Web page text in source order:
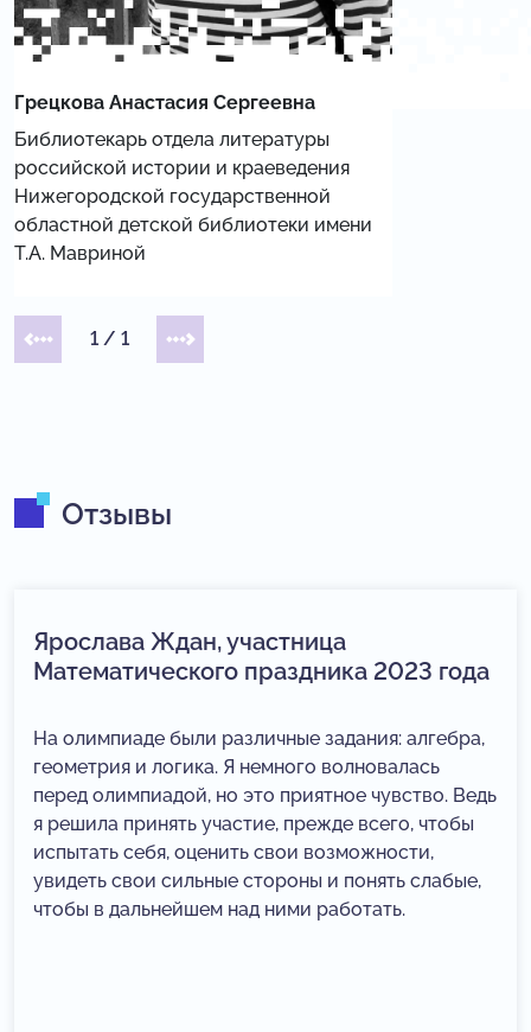
Грецкова Анастасия Сергеевна
Библиотекарь отдела литературы
российской истории и краеведения
Нижегородской государственной
областной детской библиотеки имени
Т.А. Мавриной
1/ 1
Отзывы
Ярослава Ждан, участница
Математического праздника 2023 года
На олимпиаде были различные задания: алгебра,
геометрия и логика. Я немного волновалась
перед олимпиадой, но это приятное чувство. Ведь
я решила принять участие, прежде всего, чтобы
испытать себя, оценить свои возможности,
увидеть свои сильные стороны и понять слабые,
чтобы в дальнейшем над ними работать.